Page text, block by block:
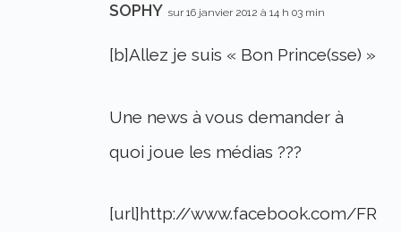
SOPHY sur 16 janvier 2012 à 14 h 03 min
[b]Allez je suis « Bon Prince(sse) »
Une news à vous demander à
quoi joue les médias ???
[url]http://www.facebook.com/FR